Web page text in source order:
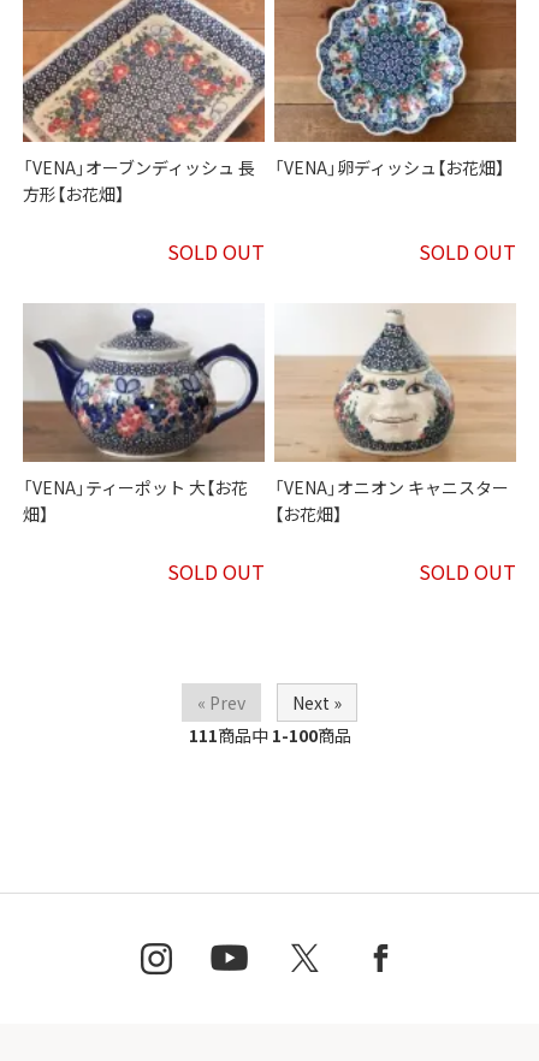
「VENA」オーブンディッシュ 長
方形【お花畑】
SOLD OUT
「VENA」卵ディッシュ【お花畑】
SOLD OUT
「VENA」ティーポット 大【お花
畑】
SOLD OUT
「VENA」オニオン キャニスター
【お花畑】
SOLD OUT
« Prev
Next »
111商品中 1-100商品